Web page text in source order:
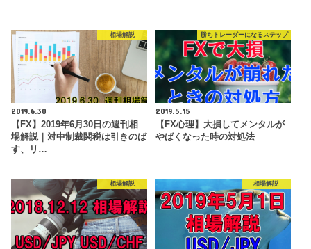
相場解説
2019.6.30
【FX】2019年6月30日の週刊相
場解説｜対中制裁関税は引きのば
す、リ…
勝ちトレーダーになるステップ
2019.5.15
【FX心理】大損してメンタルが
やばくなった時の対処法
相場解説 相場解説